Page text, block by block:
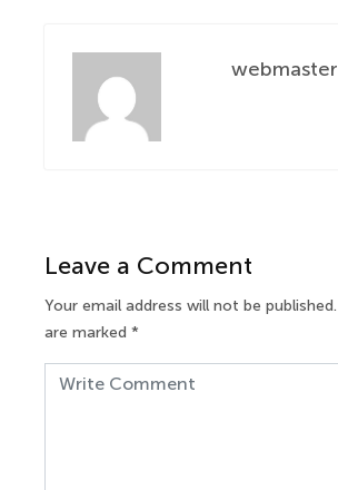
webmaster
Leave a Comment
Your email address will not be published.
are marked *